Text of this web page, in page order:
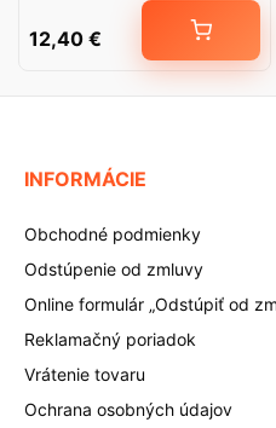
12,40 €
INFORMÁCIE
Obchodné podmienky
Odstúpenie od zmluvy
Online formulár „Odstúpiť od
Reklamačný poriadok
Vrátenie tovaru
Ochrana osobných údajov